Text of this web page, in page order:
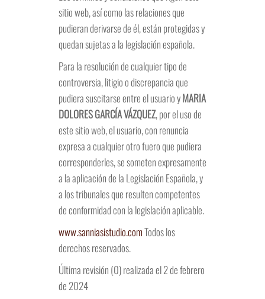
sitio web, así como las relaciones que
pudieran derivarse de él, están protegidas y
quedan sujetas a la legislación española.
Para la resolución de cualquier tipo de
controversia, litigio o discrepancia que
pudiera suscitarse entre el usuario yMARIA
DOLORES GARCÍA VÁZQUEZ, por el uso de
este sitio web, el usuario, con renuncia
expresa a cualquier otro fuero que pudiera
corresponderles, se someten expresamente
a la aplicación de la Legislación Española, y
a los tribunales que resulten competentes
de conformidad con la legislación aplicable.
www.sanniasistudio.comTodos los
derechos reservados.
Última revisión (0) realizada el 2 de febrero
de 2024